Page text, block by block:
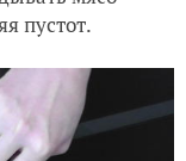
пустот.